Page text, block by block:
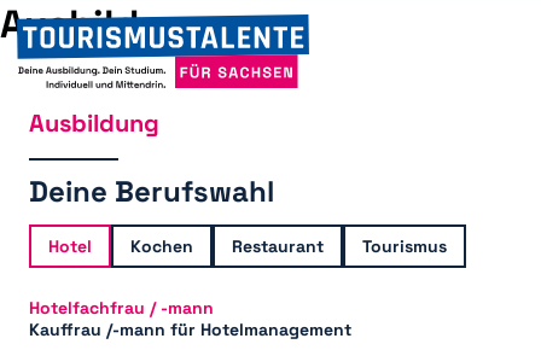
Ausbildung
Ausbildung
Deine Berufswahl
Hotel Kochen Restaurant Tourismus
Hotelfachfrau / -mann
Kauffrau /-mann für Hotelmanagement